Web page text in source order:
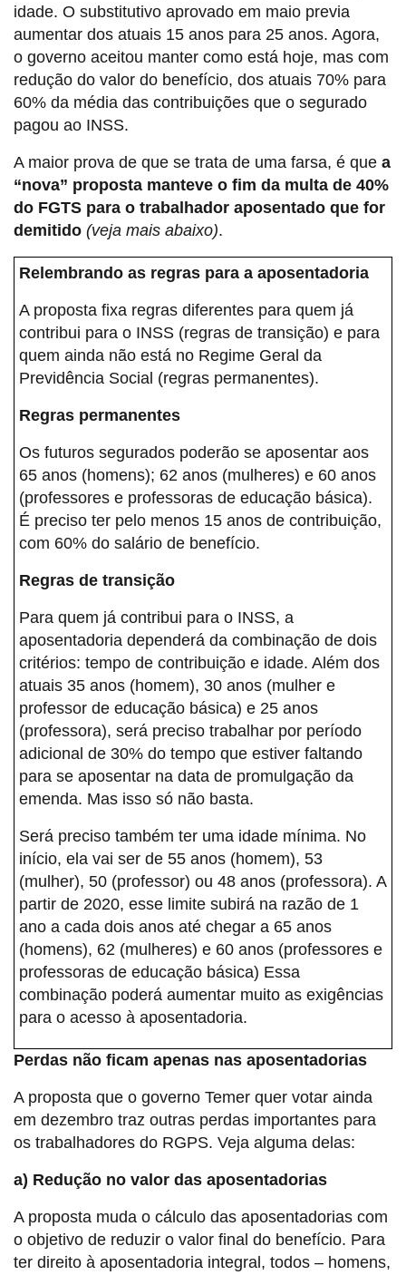
idade. O substitutivo aprovado em maio previa
aumentar dos atuais 15 anos para 25 anos. Agora,
o governo aceitou manter como está hoje, mas com
redução do valor do benefício, dos atuais 70% para
60% da média das contribuições que o segurado
pagou ao INSS.
A maior prova de que se trata de uma farsa, é que a
“nova” proposta manteve o fim da multa de 40%
do FGTS para o trabalhador aposentado que for
demitido (veja mais abaixo).
Relembrando as regras para a aposentadoria
A proposta fixa regras diferentes para quem já
contribui para o INSS (regras de transição) e para
quem ainda não está no Regime Geral da
Previdência Social (regras permanentes).
Regras permanentes
Os futuros segurados poderão se aposentar aos
65 anos (homens); 62 anos (mulheres) e 60 anos
(professores e professoras de educação básica).
É preciso ter pelo menos 15 anos de contribuição,
com 60% do salário de benefício.
Regras de transição
Para quem já contribui para o INSS, a
aposentadoria dependerá da combinação de dois
critérios: tempo de contribuição e idade. Além dos
atuais 35 anos (homem), 30 anos (mulher e
professor de educação básica) e 25 anos
(professora), será preciso trabalhar por período
adicional de 30% do tempo que estiver faltando
para se aposentar na data de promulgação da
emenda. Mas isso só não basta.
Será preciso também ter uma idade mínima. No
início, ela vai ser de 55 anos (homem), 53
(mulher), 50 (professor) ou 48 anos (professora). A
partir de 2020, esse limite subirá na razão de 1
ano a cada dois anos até chegar a 65 anos
(homens), 62 (mulheres) e 60 anos (professores e
professoras de educação básica) Essa
combinação poderá aumentar muito as exigências
para o acesso à aposentadoria.
Perdas não ficam apenas nas aposentadorias
A proposta que o governo Temer quer votar ainda
em dezembro traz outras perdas importantes para
os trabalhadores do RGPS. Veja alguma delas:
a) Redução no valor das aposentadorias
A proposta muda o cálculo das aposentadorias com
o objetivo de reduzir o valor final do benefício. Para
ter direito à aposentadoria integral, todos – homens,